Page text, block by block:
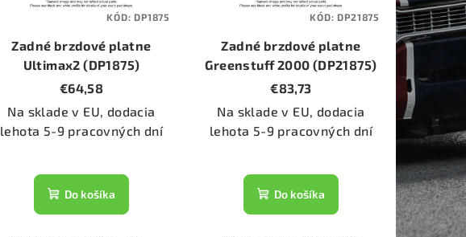
Zadné brzdové platne
Ultimax2 (DP1875)
€64,58
Na sklade v EU, dodacia
lehota 5-9 pracovných dní
Do košíka
KÓD:DP1875
Zadné brzdové platne
Greenstuff 2000 (DP21875)
€83,73
Na sklade v EU, dodacia
lehota 5-9 pracovných dní
Do košíka
KÓD:DP21875